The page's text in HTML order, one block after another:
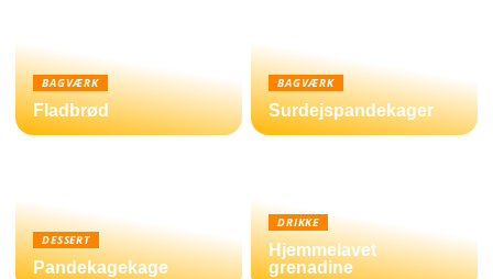
BAGVÆRK
Fladbrød
BAGVÆRK
Surdejspandekager
DESSERT
Pandekagekage
DRIKKE
Hjemmelavet
grenadine